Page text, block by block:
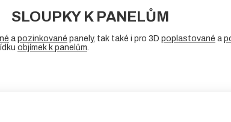
SLOUPKY K PANELŮM
a pozinkované panely, tak také i pro 3D poplastované a
objímek k panelům.